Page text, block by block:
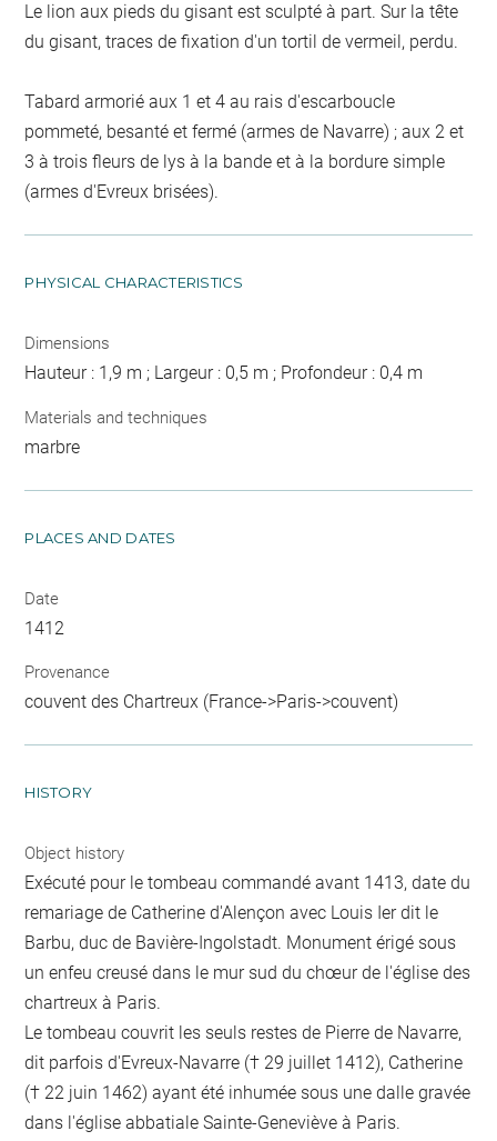
Le lion aux pieds du gisant est sculpté à part. Sur la tête
du gisant, traces de fixation d'un tortil de vermeil, perdu.
Tabard armorié aux 1 et 4 au rais d'escarboucle
pommeté, besanté et fermé (armes de Navarre) ; aux 2 et
3 à trois fleurs de lys à la bande et à la bordure simple
(armes d'Evreux brisées).
PHYSICAL CHARACTERISTICS
Dimensions
Hauteur : 1,9 m ; Largeur : 0,5 m ; Profondeur : 0,4 m
Materials and techniques
marbre
PLACES AND DATES
Date
1412
Provenance
couvent des Chartreux (France->Paris->couvent)
HISTORY
Object history
Exécuté pour le tombeau commandé avant 1413, date du
remariage de Catherine d'Alençon avec Louis Ier dit le
Barbu, duc de Bavière-Ingolstadt. Monument érigé sous
un enfeu creusé dans le mur sud du chœur de l'église des
chartreux à Paris.
Le tombeau couvrit les seuls restes de Pierre de Navarre,
dit parfois d'Evreux-Navarre († 29 juillet 1412), Catherine
(† 22 juin 1462) ayant été inhumée sous une dalle gravée
dans l'église abbatiale Sainte-Geneviève à Paris.